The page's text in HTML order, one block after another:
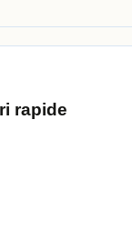
rapide